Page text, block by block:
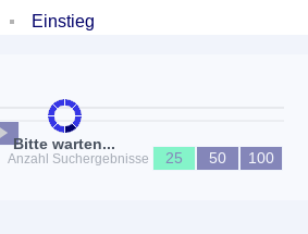
Einstieg
Bitte warten...
Anzahl Suchergebnisse
25 50 100